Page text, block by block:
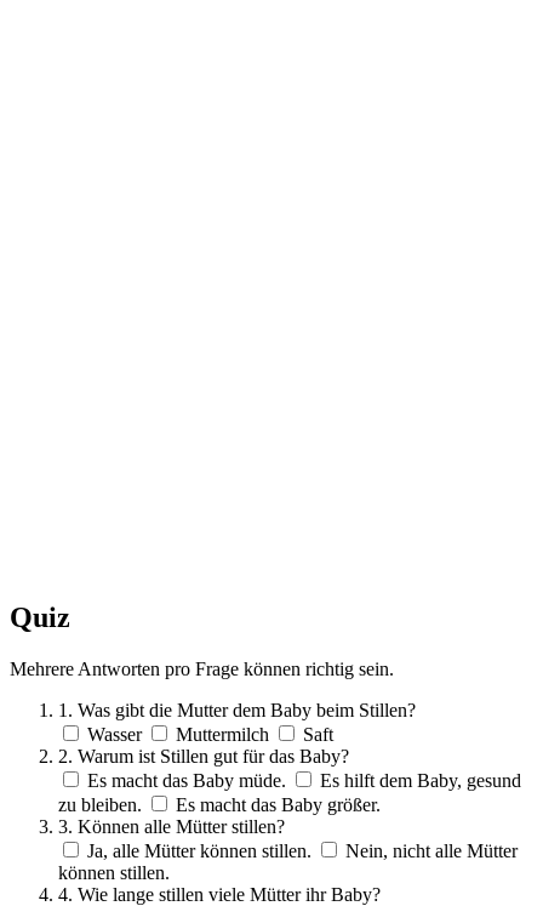
Quiz
Mehrere Antworten pro Frage können richtig sein.
1. Was gibt die Mutter dem Baby beim Stillen?
Wasser
Muttermilch
Saft
2. Warum ist Stillen gut für das Baby?
Es macht das Baby müde.
Es hilft dem Baby, gesund
zu bleiben.
Es macht das Baby größer.
3. Können alle Mütter stillen?
Ja, alle Mütter können stillen.
Nein, nicht alle Mütter
können stillen.
4. Wie lange stillen viele Mütter ihr Baby?